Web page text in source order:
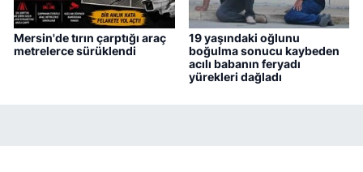
Mersin'de tırın çarptığı araç
metrelerce sürüklendi
19 yaşındaki oğlunu
boğulma sonucu kaybeden
acılı babanın feryadı
yürekleri dağladı